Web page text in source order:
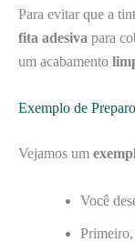
Para evitar que a
fita adesiva para
um acabamento
Exemplo de
Vejamos um
Você
Primeiro,